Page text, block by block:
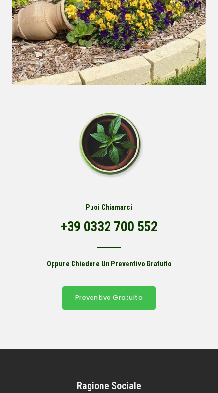
Puoi Chiamarci
+39 0332 700 552
Oppure Chiedere Un Preventivo Gratuito
Preventivo Gratuito
Ragione Sociale